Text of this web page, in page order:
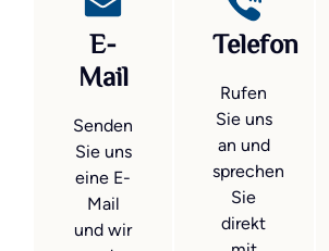
E-
Mail
Senden
Sie uns
eine E-
Mail
und wir
Telefon
Rufen
Sie uns
an und
sprechen
Sie
direkt